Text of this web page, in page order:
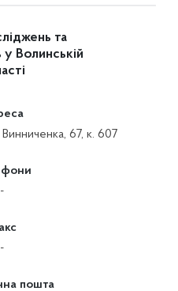
та
у Волинській
67, к. 607
-
-
пошта